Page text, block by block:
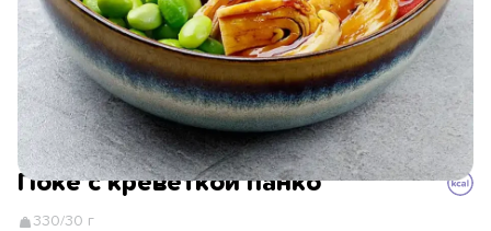
Поке с креветкой панко
330/30 г